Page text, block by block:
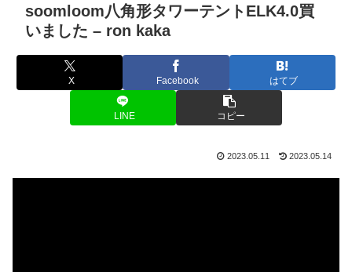
soomloom八角形タワーテントELK4.0買
いました – ron kaka
X Facebook はてブ
LINE コピー
2023.05.11 2023.05.14